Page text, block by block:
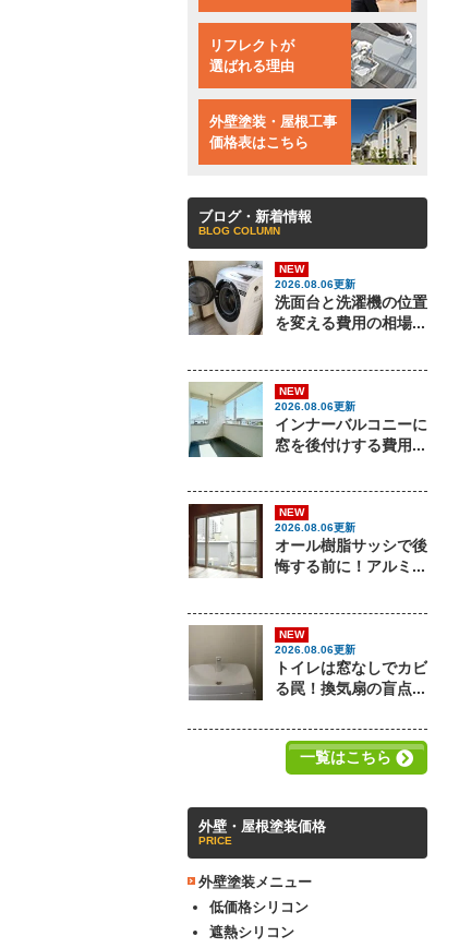
リフレクトが
選ばれる理由
外壁塗装・屋根工事
価格表はこちら
ブログ・新着情報
BLOG COLUMN
NEW
2026.08.06更新
洗面台と洗濯機の位置
を変える費用の相場...
NEW
2026.08.06更新
インナーバルコニーに
窓を後付けする費用...
NEW
2026.08.06更新
オール樹脂サッシで後
悔する前に！アルミ...
NEW
2026.08.06更新
トイレは窓なしでカビ
る罠！換気扇の盲点...
一覧はこちら
外壁・屋根塗装価格
PRICE
外壁塗装メニュー
低価格シリコン
遮熱シリコン